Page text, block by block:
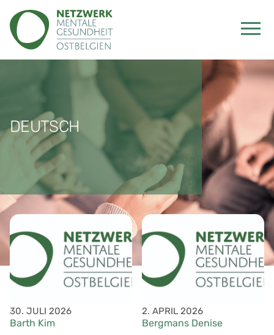
DEUTSCH
30. JULI 2026
Barth Kim
2. APRIL 2026
Bergmans Denise